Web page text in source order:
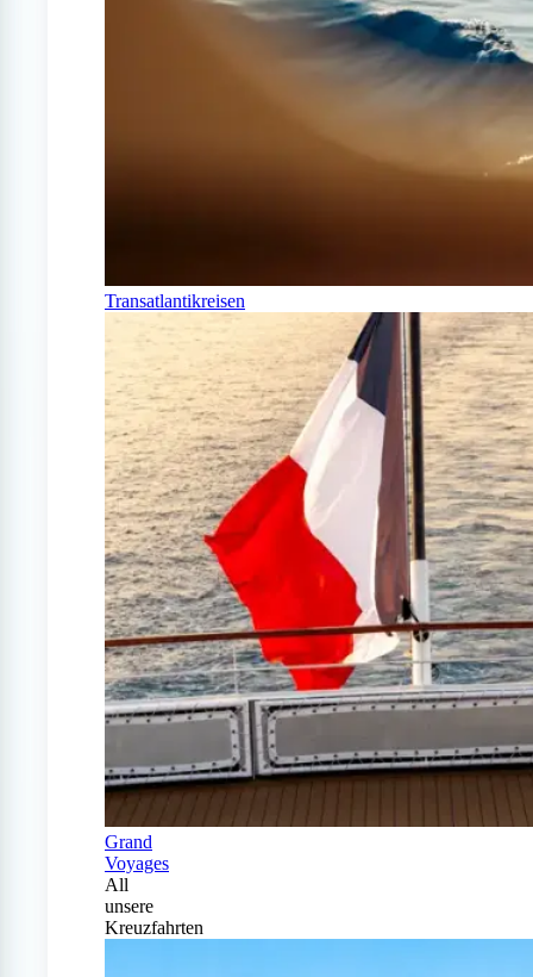
Transatlantikreisen
Grand
Voyages
All
unsere
Kreuzfahrten